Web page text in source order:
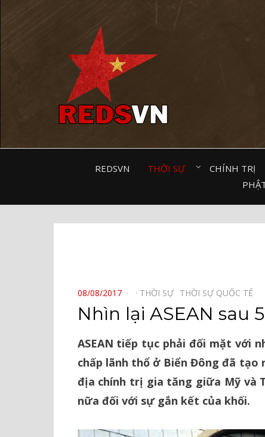
REDSVN THỜI SỰ⠀ CHÍNH TRỊ⠀
POSTED
ON
08/08/2017 THỜI SỰ⠀ THỜI SỰ QUỐC TẾ⠀
Nhìn lại ASEAN sau
ASEAN tiếp tục phải đối mặt với
chấp lãnh thổ ở Biển Đông đã tạo
địa chính trị gia tăng giữa Mỹ và
nữa đối với sự gắn kết của khối.